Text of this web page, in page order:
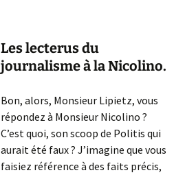
Les lecterus du
journalisme à la Nicolino.
Bon, alors, Monsieur Lipietz, vous
répondez à Monsieur Nicolino ?
C’est quoi, son scoop de Politis qui
aurait été faux ? J’imagine que vous
faisiez référence à des faits précis,